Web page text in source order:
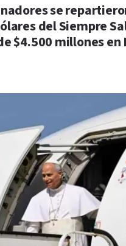
se
del Siempre
$4.500 millones en